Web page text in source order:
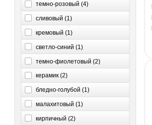
темно-розовый (4)
сливовый (1)
кремовый (1)
светло-синий (1)
темно-фиолетовый (2)
керамик (2)
бледно-голубой (1)
малахитовый (1)
кирпичный (2)